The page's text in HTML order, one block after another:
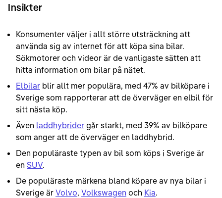
Insikter
Konsumenter väljer i allt större utsträckning att
använda sig av internet för att köpa sina bilar.
Sökmotorer och videor är de vanligaste sätten att
hitta information om bilar på nätet.
Elbilar blir allt mer populära, med 47% av bilköpare i
Sverige som rapporterar att de överväger en elbil för
sitt nästa köp.
Även laddhybrider går starkt, med 39% av bilköpare
som anger att de överväger en laddhybrid.
Den populäraste typen av bil som köps i Sverige är
en SUV.
De populäraste märkena bland köpare av nya bilar i
Sverige är Volvo, Volkswagen och Kia.